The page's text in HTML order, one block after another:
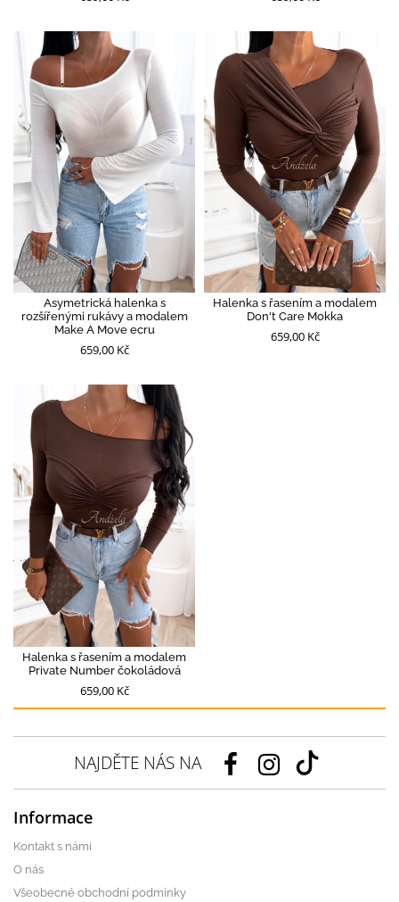
Asymetrická halenka s
rozšířenými rukávy a modalem
Make A Move ecru
659,00 Kč
Halenka s řasením a modalem
Don't Care Mokka
659,00 Kč
Halenka s řasením a modalem
Private Number čokoládová
659,00 Kč
NAJDĚTE NÁS NA
Informace
Kontakt s námi
O nás
Všeobecné obchodní podmínky